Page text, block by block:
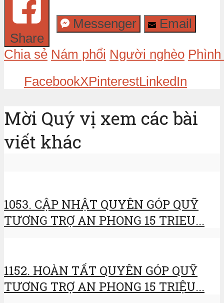
Share
Messenger Email
Chia sẻ Nám phổi Người nghèo
FacebookXPinterestLinkedIn
Mời Quý vị xem các bài
viết khác
1053. CẬP NHẬT QUYÊN GÓP QUỸ
TƯƠNG TRỢ AN PHONG 15 TRIEU...
1152. HOÀN TẤT QUYÊN GÓP QUỸ
TƯƠNG TRỢ AN PHONG 15 TRIỆU...